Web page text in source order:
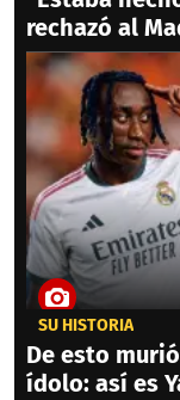
rechazó al
SU HISTORIA
De esto
ídolo: así es